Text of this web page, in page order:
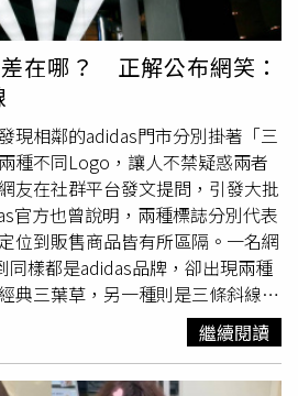
在哪？ 正解公布網笑：
現相鄰的adidas門市分別掛著「三
種不同Logo，讓人不禁疑惑兩者
友在社群平台發文提問，引發大批
官方也曾說明，兩種標誌分別代表
位到販售商品皆有所區隔。一名網
同樣都是adidas品牌，卻出現兩種
典三葉草，另一種則是三條斜線，
，到底有什麼不一樣？」貼文曝
，不少網友分享自己的看法，有
於定位，一個主打街頭潮流與穿
繼續閱讀